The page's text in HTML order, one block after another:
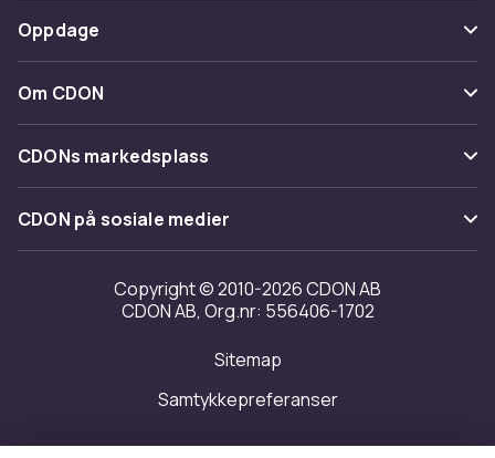
Angre & returner her
Kontakt oss
Betaling
Levering
Tilbakekallinger
Oppdage
Kategorier
Varemerker
Om CDON
Om oss
Kundeanmeldelser
Jobbe på CDON
Investor relations
Tilgjengelighet
CDONs markedsplass
Merchant Help Center
CDON på sosiale medier
Copyright © 2010-2026 CDON AB
CDON AB, Org.nr: 556406-1702
Sitemap
Samtykkepreferanser